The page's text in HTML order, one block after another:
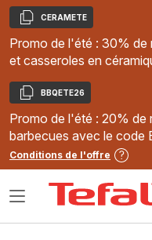
Copier
CERAMETE
Promo de l'été : 30%
et casseroles en
Copier
BBQETE26
Promo de l'été : 20% de
barbecues avec le code
Conditions de l'offre
Ouvrir